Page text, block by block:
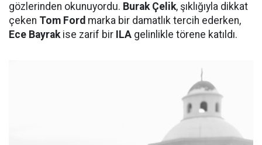
gözlerinden okunuyordu. Burak Çelik, şıklığıyla dikkat
çeken Tom Ford marka bir damatlık tercih ederken,
Ece Bayrakise zarif bir ILA gelinlikle törene katıldı.